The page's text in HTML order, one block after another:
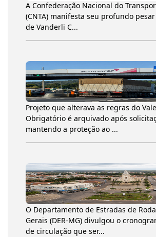
A Confederação Nacional do
(CNTA) manifesta seu profundo
de Vanderli C...
Projeto que alterava as regras do
Obrigatório é arquivado após
mantendo a proteção ao ...
O Departamento de Estradas de
Gerais (DER-MG) divulgou o
de circulação que ser...